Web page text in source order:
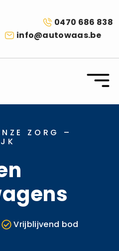
0470 686 838
info@autowaas.be
ZORG –
Vrijblijvend bod